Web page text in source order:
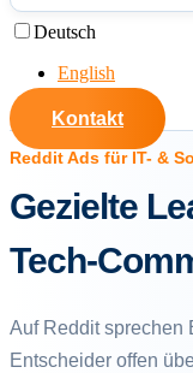
Deutsch
English
Kontakt
Reddit Ads für IT- &
Gezielte
Tech-
Auf Reddit sprechen
Entscheider offen